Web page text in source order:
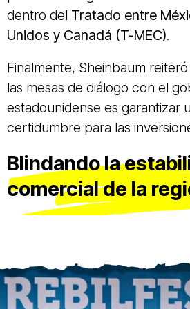
dentro del Tratado entre
Unidos y Canadá (T-MEC).
Finalmente, Sheinbaum
las mesas de diálogo con el
estadounidense es garantizar
certidumbre para las
Blindando la
comercial de la